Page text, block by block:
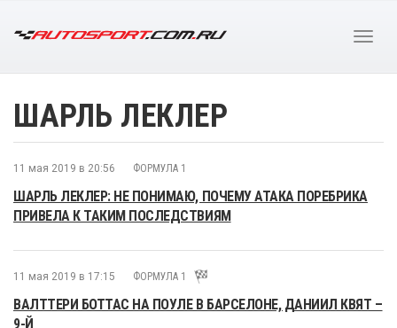
ШАРЛЬ ЛЕКЛЕР
11 мая 2019 в 20:56 ФОРМУЛА 1
ШАРЛЬ ЛЕКЛЕР: НЕ ПОНИМАЮ, ПОЧЕМУ АТАКА ПОРЕБРИКА
ПРИВЕЛА К ТАКИМ ПОСЛЕДСТВИЯМ
11 мая 2019 в 17:15 ФОРМУЛА 1
ВАЛТТЕРИ БОТТАС НА ПОУЛЕ В БАРСЕЛОНЕ, ДАНИИЛ КВЯТ –
9-Й